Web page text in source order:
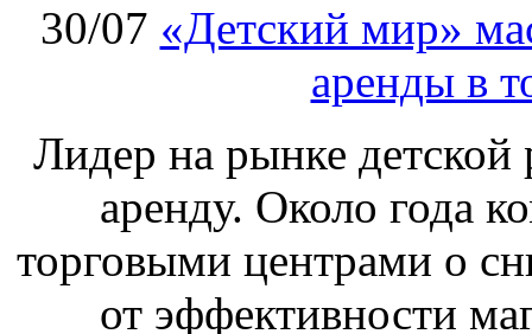
30/07 «Детский мир»
аренды в
Лидер на рынке детской
аренду. Около года
торговыми центрами о
от эффективности